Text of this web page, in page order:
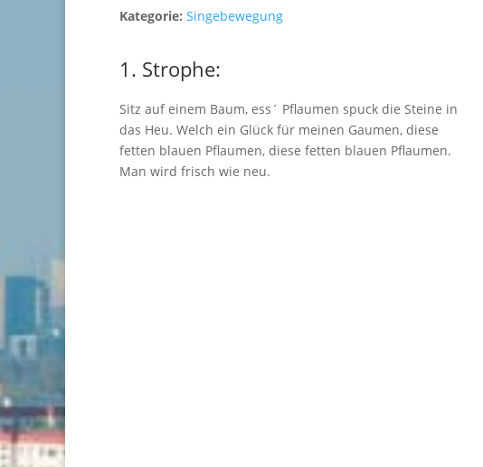
Kategorie: Singebewegung
1. Strophe:
Sitz auf einem Baum, ess´ Pflaumen spuck die Steine in
das Heu. Welch ein Glück für meinen Gaumen, diese
fetten blauen Pflaumen, diese fetten blauen Pflaumen.
Man wird frisch wie neu.